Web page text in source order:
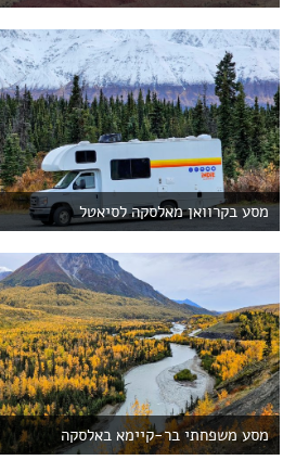
מסע בקרוואן מאלסקה לסיאטל
מסע משפחתי בר-קיימא באלסקה